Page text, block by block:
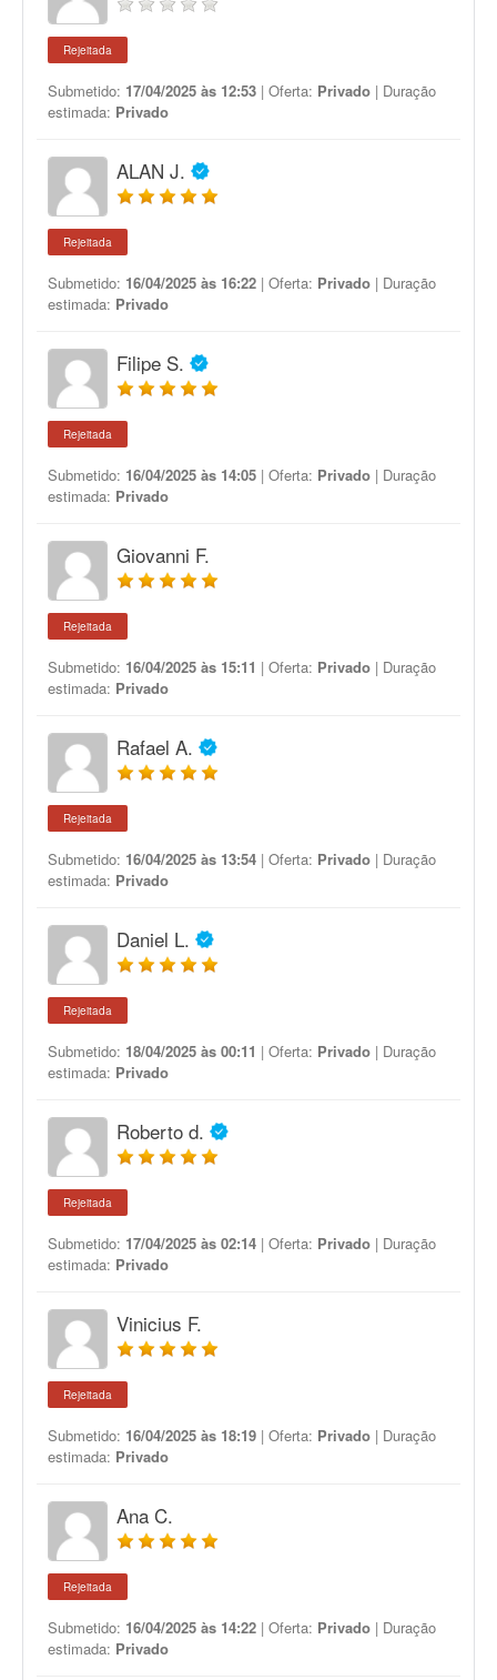
Rejeitada
Submetido: 17/04/2025 às 12:53 | Oferta: Privado | Duração
estimada: Privado
ALAN J.
Rejeitada
Submetido: 16/04/2025 às 16:22 | Oferta: Privado | Duração
estimada: Privado
Filipe S.
Rejeitada
Submetido: 16/04/2025 às 14:05 | Oferta: Privado | Duração
estimada: Privado
Giovanni F.
Rejeitada
Submetido: 16/04/2025 às 15:11 | Oferta: Privado | Duração
estimada: Privado
Rafael A.
Rejeitada
Submetido: 16/04/2025 às 13:54 | Oferta: Privado | Duração
estimada: Privado
Daniel L.
Rejeitada
Submetido: 18/04/2025 às 00:11 | Oferta: Privado | Duração
estimada: Privado
Roberto d.
Rejeitada
Submetido: 17/04/2025 às 02:14 | Oferta: Privado | Duração
estimada: Privado
Vinicius F.
Rejeitada
Submetido: 16/04/2025 às 18:19 | Oferta: Privado | Duração
estimada: Privado
Ana C.
Rejeitada
Submetido: 16/04/2025 às 14:22 | Oferta: Privado | Duração
estimada: Privado